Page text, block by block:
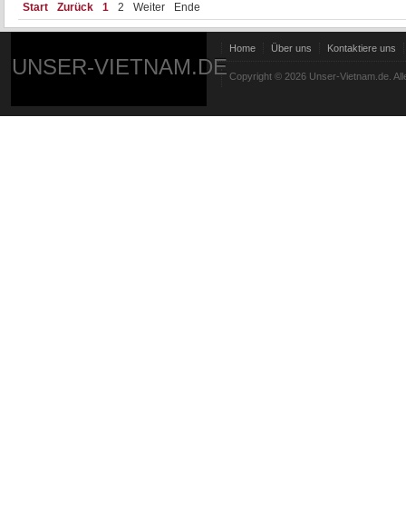
Start Zurück 1 2 Weiter Ende
UNSER-VIETNAM.DE
Home Über uns Kontaktiere uns
Copyright © 2026 Unser-Vietnam.de.